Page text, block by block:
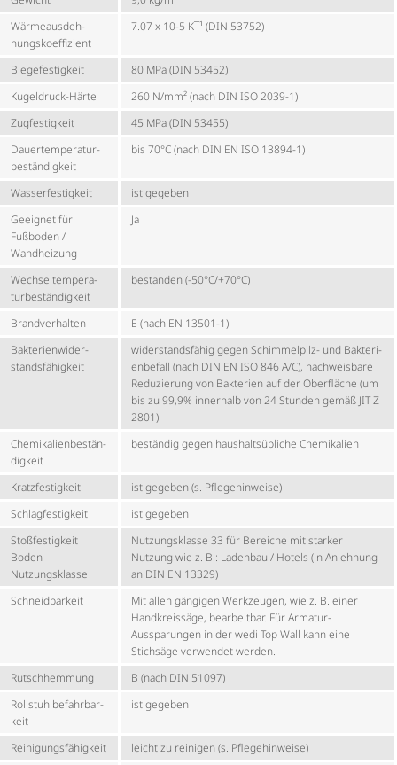
Wärme­aus­deh­
nungs­ko­ef­fi­zient
7.07 x 10-5 K¯¹ (DIN 53752)
Biege­fes­tig­keit
80 MPa (DIN 53452)
Kugeldruck-Härte
260 N/mm² (nach DIN ISO 2039-1)
Zugfestigkeit
45 MPa (DIN 53455)
Dauer­tem­pe­ra­tur­
be­stän­dig­keit
bis 70°C (nach DIN EN ISO 13894-1)
Wasser­fes­tig­keit
ist gegeben
Geeignet für
Fußboden /
Wandheizung
Ja
Wech­sel­tem­pe­ra­
tur­be­stän­dig­keit
bestanden (-50°C/+70°C)
Brandverhalten
E (nach EN 13501-1)
Bakte­ri­en­wi­der­
stands­fä­hig­keit
wider­stands­fähig gegen Schimmelpilz- und Bakte­ri­
en­be­fall (nach DIN EN ISO 846 A/C), nachweisbare
Reduzierung von Bakterien auf der Oberfläche (um
bis zu 99,9% innerhalb von 24 Stunden gemäß JIT Z
2801)
Chemi­ka­li­en­be­stän­
dig­keit
beständig gegen haus­halts­üb­liche Chemikalien
Kratz­fes­tig­keit
ist gegeben (s. Pflegehinweise)
Schlag­fes­tig­keit
ist gegeben
Stoßfestigkeit
Boden
Nutzungsklasse
Nutzungsklasse 33 für Bereiche mit starker
Nutzung wie z. B.: Ladenbau / Hotels (in Anlehnung
an DIN EN 13329)
Schneidbarkeit
Mit allen gängigen Werkzeugen, wie z. B. einer
Handkreissäge, bearbeitbar. Für Armatur-
Aussparungen in der wedi Top Wall kann eine
Stichsäge verwendet werden.
Rutschhemmung
B (nach DIN 51097)
Roll­stuhl­be­fahr­bar­
keit
ist gegeben
Reini­gungs­fä­hig­keit
leicht zu reinigen (s. Pflegehinweise)